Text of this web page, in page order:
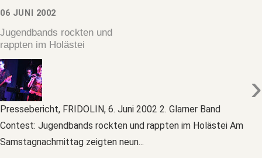
06 JUNI 2002
Jugendbands rockten und
rappten im Holästei
›
Pressebericht, FRIDOLIN, 6. Juni 2002 2. Glarner Band
Contest: Jugendbands rockten und rappten im Holästei Am
Samstagnachmittag zeigten neun...